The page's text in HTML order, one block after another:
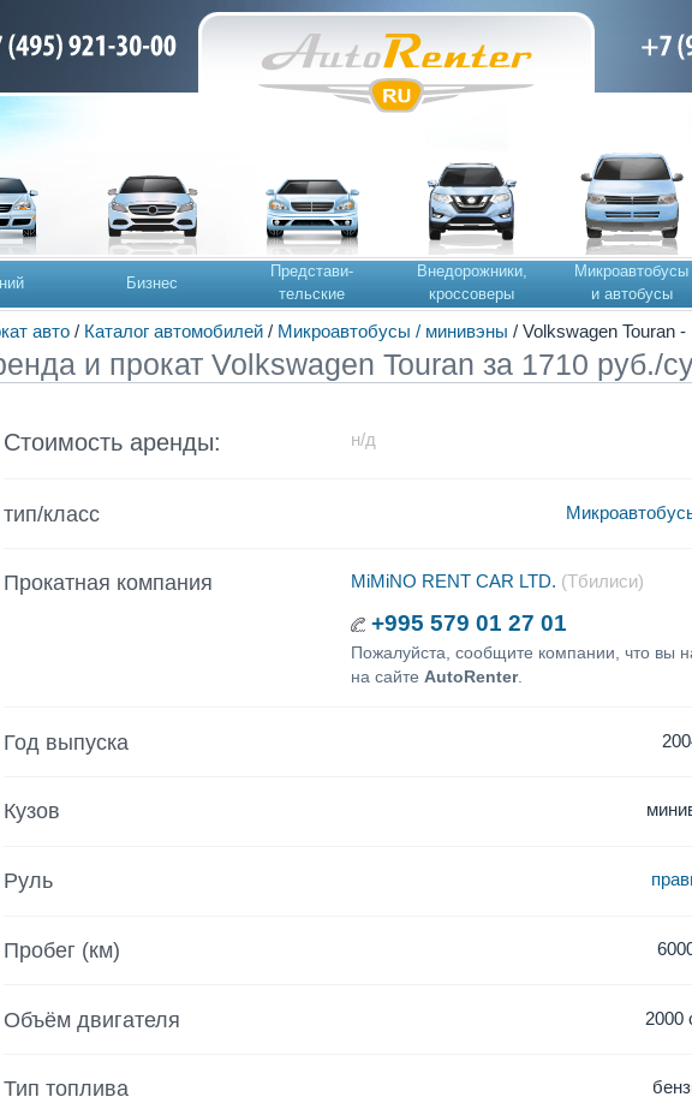
Бизнес
Представи-
тельские
Внедорожники,
кроссоверы
Микроавтобусы
и автобусы
авто/ Каталог автомобилей/ Микроавтобусы / минивэны / Volkswagen Touran -
и прокат Volkswagen Touran за 1710 руб./
Стоимость аренды: н/д
тип/класс
Прокатная компания MiMiNO RENT CAR LTD. (Тбилиси)
+995 579 01 27 01
Пожалуйста, сообщите компании, что вы
на сайте AutoRenter.
Год выпуска
Кузов
Руль
Пробег (км)
Объём двигателя 2000
Тип топлива